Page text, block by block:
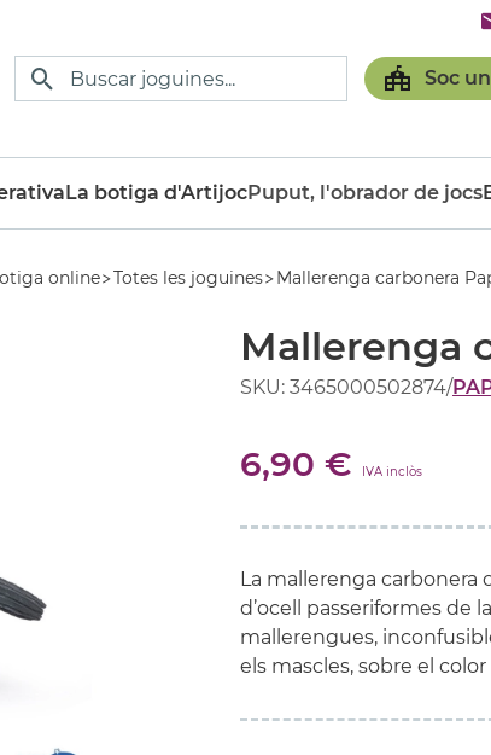
Soc
La botiga d'ArtijocPuput, l'obrador de jocs
online Totes les joguines Mallerenga carbonera
Mallerenga
SKU: 3465000502874/
6,90 € IVA inclòs
La mallerenga carbonera
d’ocell passeriformes de
mallerengues,
els mascles, sobre el